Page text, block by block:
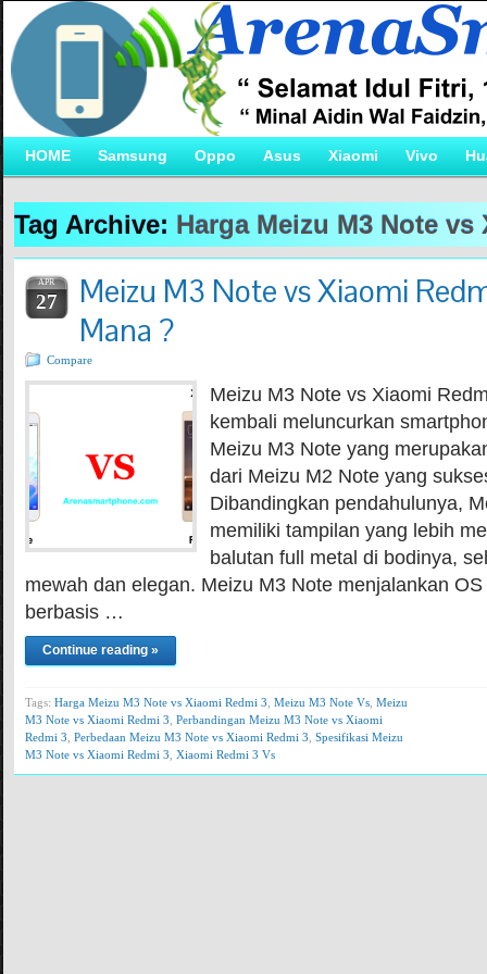
HOME Samsung Oppo Asus Xiaomi Vivo
Tag Archive: Harga Meizu M3 Note vs
APR
27
Meizu M3 Note vs Xiaomi
Mana ?
Compare
Meizu M3 Note vs Xiaomi
kembali meluncurkan
Meizu M3 Note yang
dari Meizu M2 Note yang
Dibandingkan pendahulunya,
memiliki tampilan yang lebih
balutan full metal di bodinya,
mewah dan elegan. Meizu M3 Note menjalankan
berbasis …
Continue reading »
Tags: Harga Meizu M3 Note vs Xiaomi Redmi 3 Meizu M3 Note Vs, Meizu
M3 Note vs Xiaomi Redmi 3 Perbandingan Meizu M3 Note vs Xiaomi
Redmi 3 Perbedaan Meizu M3 Note vs Xiaomi Redmi 3 Spesifikasi Meizu
M3 Note vs Xiaomi Redmi 3 Xiaomi Redmi 3 Vs